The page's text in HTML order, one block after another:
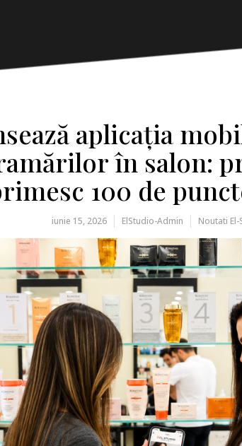
aplicația
în salon:
100 de
iunie 15, 2026 ElStudio-Admin Noutati